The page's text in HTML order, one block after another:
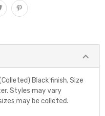
(Colleted) Black finish. Size
Styles may vary
may be colleted.